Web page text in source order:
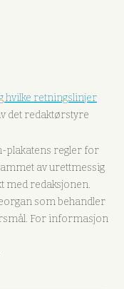
hvilke retningslinjer
det redaktørstyre
plakatens regler for
av urettmessig
med redaksjonen.
som behandler
For informasjon